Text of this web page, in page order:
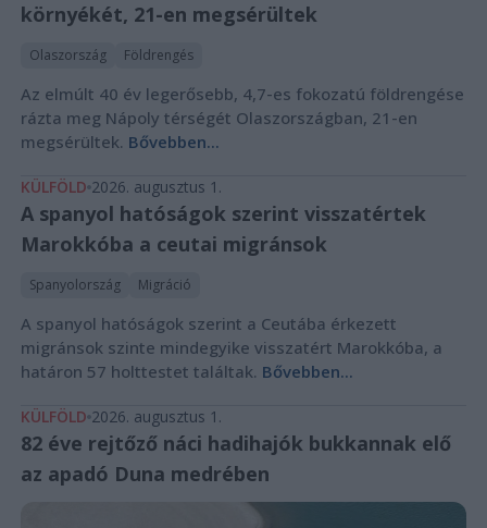
környékét, 21-en megsérültek
Olaszország Földrengés
Az elmúlt 40 év legerősebb, 4,7-es fokozatú földrengése
rázta meg Nápoly térségét Olaszországban, 21-en
megsérültek. Bővebben...
KÜLFÖLD 2026. augusztus 1.
A spanyol hatóságok szerint visszatértek
Marokkóba a ceutai migránsok
Spanyolország Migráció
A spanyol hatóságok szerint a Ceutába érkezett
migránsok szinte mindegyike visszatért Marokkóba, a
határon 57 holttestet találtak. Bővebben...
KÜLFÖLD 2026. augusztus 1.
82 éve rejtőző náci hadihajók bukkannak elő
az apadó Duna medrében